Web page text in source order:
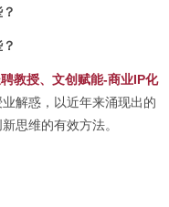
教授、文创赋能-商业IP化
业解惑，以近年来涌现出的
思维的有效方法。